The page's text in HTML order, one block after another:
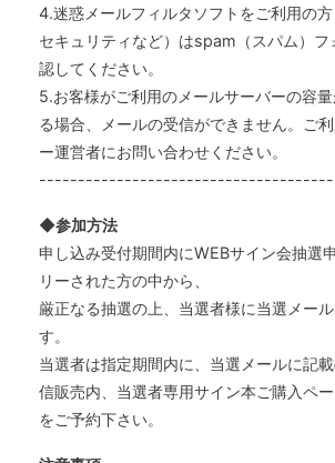
4.迷惑メールフィルタソフトをご利用の
セキュリティなど）はspam（スパム）フ
認してください。
5.お客様がご利用のメールサーバーの容
る場合、メールの受信ができません。ご
ー運営者にお問い合わせください。
◆参加方法
申し込み受付期間内にWEBサイン会抽選
リーされた方の中から、
厳正なる抽選の上、当選者様に当選メー
す。
当選者は指定期間内に、当選メールに記
信販売内、当選者専用サイン本ご購入ペ
をご予約下さい。